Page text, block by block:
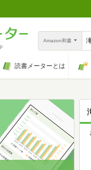
Amazon和書
読書メーターとは